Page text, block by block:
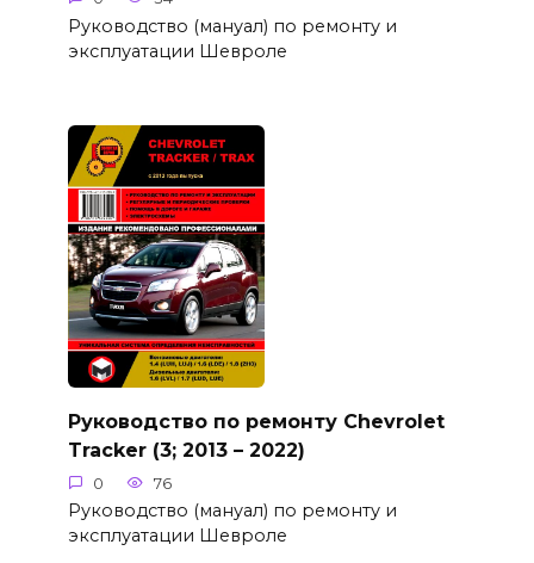
Руководство (мануал) по ремонту и
эксплуатации Шевроле
Руководство по ремонту Chevrolet
Tracker (3; 2013 – 2022)
0 76
Руководство (мануал) по ремонту и
эксплуатации Шевроле